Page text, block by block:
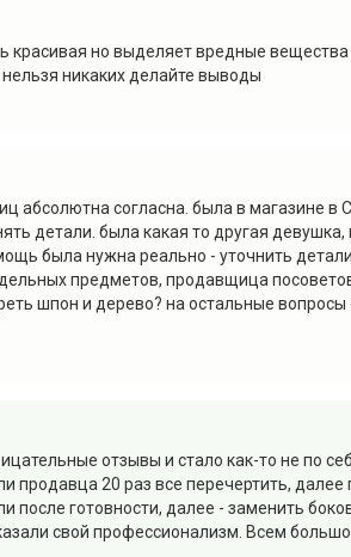
красивая но выделяет вредные
никаких делайте выводы
абсолютна согласна. была в магазине в
детали. была какая то другая
была нужна реально - уточнить
предметов, продавщица
шпон и дерево? на остальные
отзывы и стало как-то не по
продавца 20 раз все перечертить,
после готовности, далее - заменить
свой профессионализм. Всем